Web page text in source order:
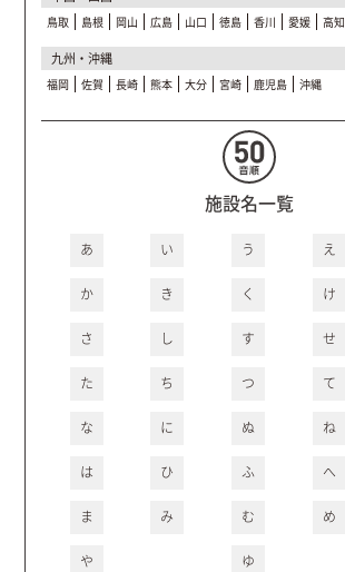
鳥取 島根 岡山 広島 山口 徳島 香川 愛媛 高知
九州・沖縄
福岡 佐賀 長崎 熊本 大分 宮崎 鹿児島 沖縄
施設名一覧
あ い う え
か き く け
さ し す せ
た ち つ て
な に ぬ ね
は ひ ふ へ
ま み む め
や ゆ